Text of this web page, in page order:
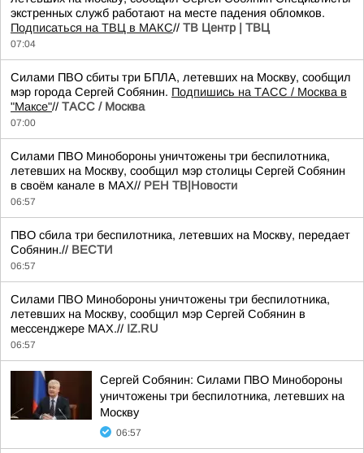
экстренных служб работают на месте падения обломков.
Подписаться на ТВЦ в МАКС// ТВ Центр | ТВЦ
07:04
Силами ПВО сбиты три БПЛА, летевших на Москву, сообщил
мэр города Сергей Собянин. Подпишись на ТАСС / Москва в
"Максе"// ТАСС / Москва
07:00
Силами ПВО Минобороны уничтожены три беспилотника,
летевших на Москву, сообщил мэр столицы Сергей Собянин
в своём канале в МАХ// РЕН ТВ|Новости
06:57
ПВО сбила три беспилотника, летевших на Москву, передает
Собянин.// ВЕСТИ
06:57
Силами ПВО Минобороны уничтожены три беспилотника,
летевших на Москву, сообщил мэр Сергей Собянин в
мессенджере MAX.// IZ.RU
06:57
Сергей Собянин: Силами ПВО Минобороны
уничтожены три беспилотника, летевших на
Москву
06:57